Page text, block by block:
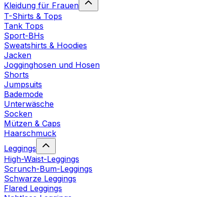
Kleidung für Frauen
T-Shirts & Tops
Tank Tops
Sport-BHs
Sweatshirts & Hoodies
Jacken
Jogginghosen und Hosen
Shorts
Jumpsuits
Bademode
Unterwäsche
Socken
Mützen & Caps
Haarschmuck
Leggings
High-Waist-Leggings
Scrunch-Bum-Leggings
Schwarze Leggings
Flared Leggings